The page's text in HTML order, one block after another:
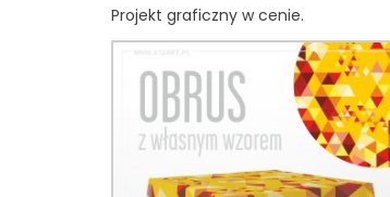
Projekt graficzny w cenie.